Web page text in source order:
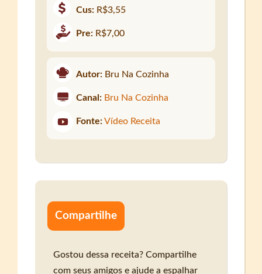
Cus: R$3,55
Pre: R$7,00
Autor: Bru Na Cozinha
Canal: Bru Na Cozinha
Fonte: Vídeo Receita
Compartilhe
Gostou dessa receita? Compartilhe
com seus amigos e ajude a espalhar